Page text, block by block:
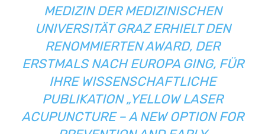
MEDIZIN DER MEDIZINISCHEN
UNIVERSITÄT GRAZ ERHIELT DEN
RENOMMIERTEN AWARD, DER
ERSTMALS NACH EUROPA GING, FÜR
IHRE WISSENSCHAFTLICHE
PUBLIKATION „YELLOW LASER
ACUPUNCTURE – A NEW OPTION FOR